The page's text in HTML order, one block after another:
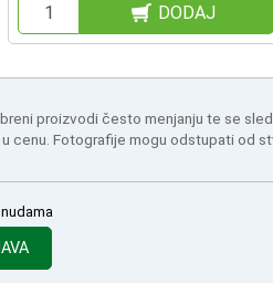
DODAJ
proizvodi često menjanju te se
cenu. Fotografije mogu odstupati od